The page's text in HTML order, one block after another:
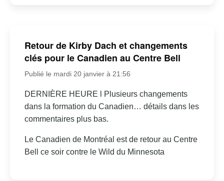
Retour de Kirby Dach et changements
clés pour le Canadien au Centre Bell
Publié le mardi 20 janvier à 21:56
DERNIÈRE HEURE l Plusieurs changements
dans la formation du Canadien… détails dans les
commentaires plus bas.
Le Canadien de Montréal est de retour au Centre
Bell ce soir contre le Wild du Minnesota